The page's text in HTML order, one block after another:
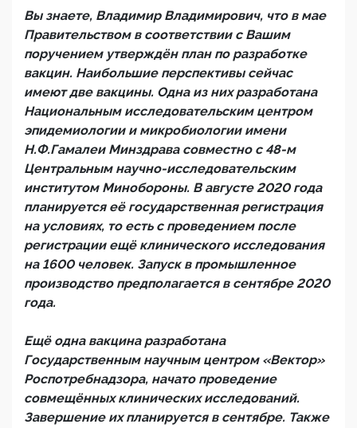
Вы знаете, Владимир Владимирович, что в мае
Правительством в соответствии с Вашим
поручением утверждён план по разработке
вакцин. Наибольшие перспективы сейчас
имеют две вакцины. Одна из них разработана
Национальным исследовательским центром
эпидемиологии и микробиологии имени
Н.Ф.Гамалеи Минздрава совместно с 48-м
Центральным научно-исследовательским
институтом Минобороны. В августе 2020 года
планируется её государственная регистрация
на условиях, то есть с проведением после
регистрации ещё клинического исследования
на 1600 человек. Запуск в промышленное
производство предполагается в сентябре 2020
года.
Ещё одна вакцина разработана
Государственным научным центром «Вектор»
Роспотребнадзора, начато проведение
совмещённых клинических исследований.
Завершение их планируется в сентябре. Также